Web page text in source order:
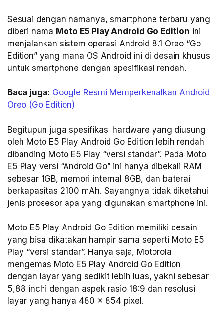
Sesuai dengan namanya, smartphone terbaru yang
diberi nama Moto E5 Play Android Go Edition ini
menjalankan sistem operasi Android 8.1 Oreo “Go
Edition” yang mana OS Android ini di desain khusus
untuk smartphone dengan spesifikasi rendah.
Baca juga: Google Resmi Memperkenalkan Android
Oreo (Go Edition)
Begitupun juga spesifikasi hardware yang diusung
oleh Moto E5 Play Android Go Edition lebih rendah
dibanding Moto E5 Play “versi standar”. Pada Moto
E5 Play versi “Android Go” ini hanya dibekali RAM
sebesar 1GB, memori internal 8GB, dan baterai
berkapasitas 2100 mAh. Sayangnya tidak diketahui
jenis prosesor apa yang digunakan smartphone ini.
Moto E5 Play Android Go Edition memiliki desain
yang bisa dikatakan hampir sama seperti Moto E5
Play “versi standar”. Hanya saja, Motorola
mengemas Moto E5 Play Android Go Edition
dengan layar yang sedikit lebih luas, yakni sebesar
5,88 inchi dengan aspek rasio 18:9 dan resolusi
layar yang hanya 480 x 854 pixel.